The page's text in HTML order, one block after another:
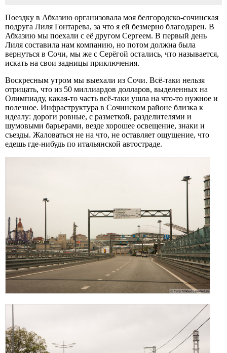
Поездку в Абхазию организовала моя белгородско-сочинская
подруга Лиля Гонтарева, за что я ей безмерно благодарен. В
Абхазию мы поехали с её другом Сергеем. В первый день
Лиля составила нам компанию, но потом должна была
вернуться в Сочи, мы же с Серёгой остались, что называется,
искать на свои задницы приключения.
Воскресным утром мы выехали из Сочи. Всё-таки нельзя
отрицать, что из 50 миллиардов долларов, выделенных на
Олимпиаду, какая-то часть всё-таки ушла на что-то нужное и
полезное. Инфраструктура в Сочинском районе близка к
идеалу: дороги ровные, с разметкой, разделителями и
шумовыми барьерами, везде хорошее освещение, знаки и
съезды. Жаловаться не на что, не оставляет ощущение, что
едешь где-нибудь по итальянской автостраде.